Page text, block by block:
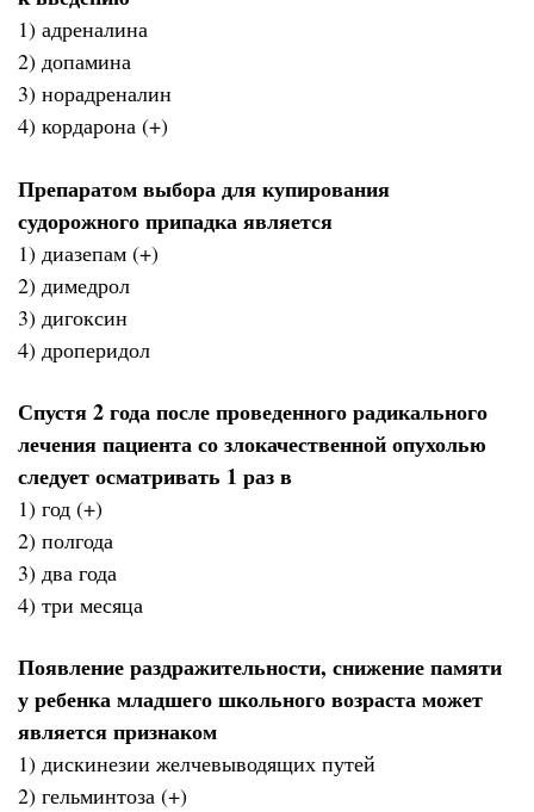
1) адреналина
2) допамина
3) норадреналин
4) кордарона (+)
Препаратом выбора для купирования
судорожного припадка является
1) диазепам (+)
2) димедрол
3) дигоксин
4) дроперидол
Спустя 2 года после проведенного радикального
лечения пациента со злокачественной опухолью
следует осматривать 1 раз в
1) год (+)
2) полгода
3) два года
4) три месяца
Появление раздражительности, снижение памяти
у ребенка младшего школьного возраста может
является признаком
1) дискинезии желчевыводящих путей
2) гельминтоза (+)